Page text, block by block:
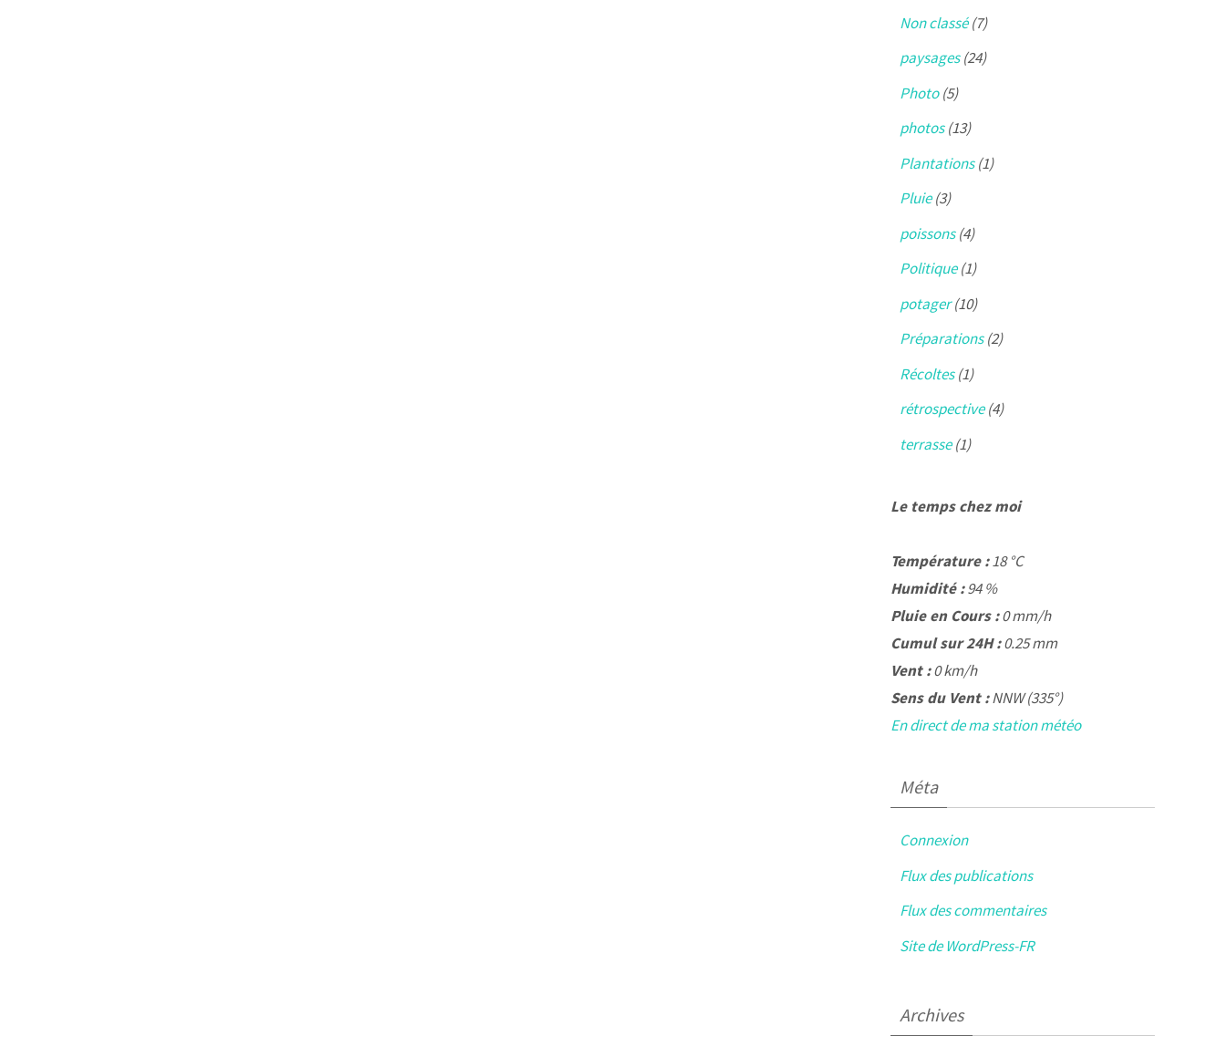
Non classé(7)
paysages(24)
Photo(5)
photos(13)
Plantations(1)
Pluie(3)
poissons(4)
Politique(1)
potager(10)
Préparations(2)
Récoltes(1)
rétrospective(4)
terrasse(1)
Le temps chez moi
Température :18 °C
Humidité :94 %
Pluie en Cours :0 mm/h
Cumul sur 24H :0.25 mm
Vent :0 km/h
Sens du Vent :NNW (335°)
En direct de ma station météo
Méta
Connexion
Flux des publications
Flux des commentaires
Site de WordPress-FR
Archives